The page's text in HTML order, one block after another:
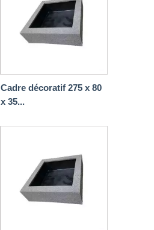
Cadre décoratif 275 x 80
x 35...